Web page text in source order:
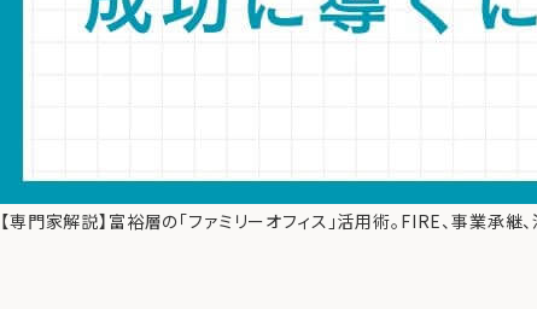
【専門家解説】富裕層の「ファミリーオフィス」活用術。FIRE、事業承